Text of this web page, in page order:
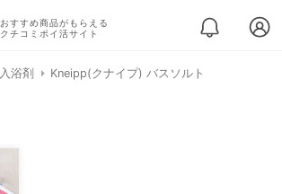
おすすめ商品がもらえる
クチコミポイ活サイト
入浴剤 Kneipp(クナイプ) バスソルト